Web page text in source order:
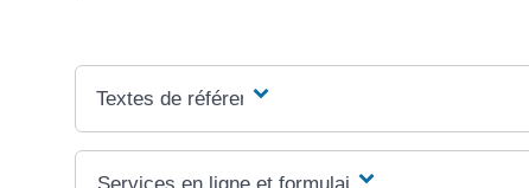
Textes de référence